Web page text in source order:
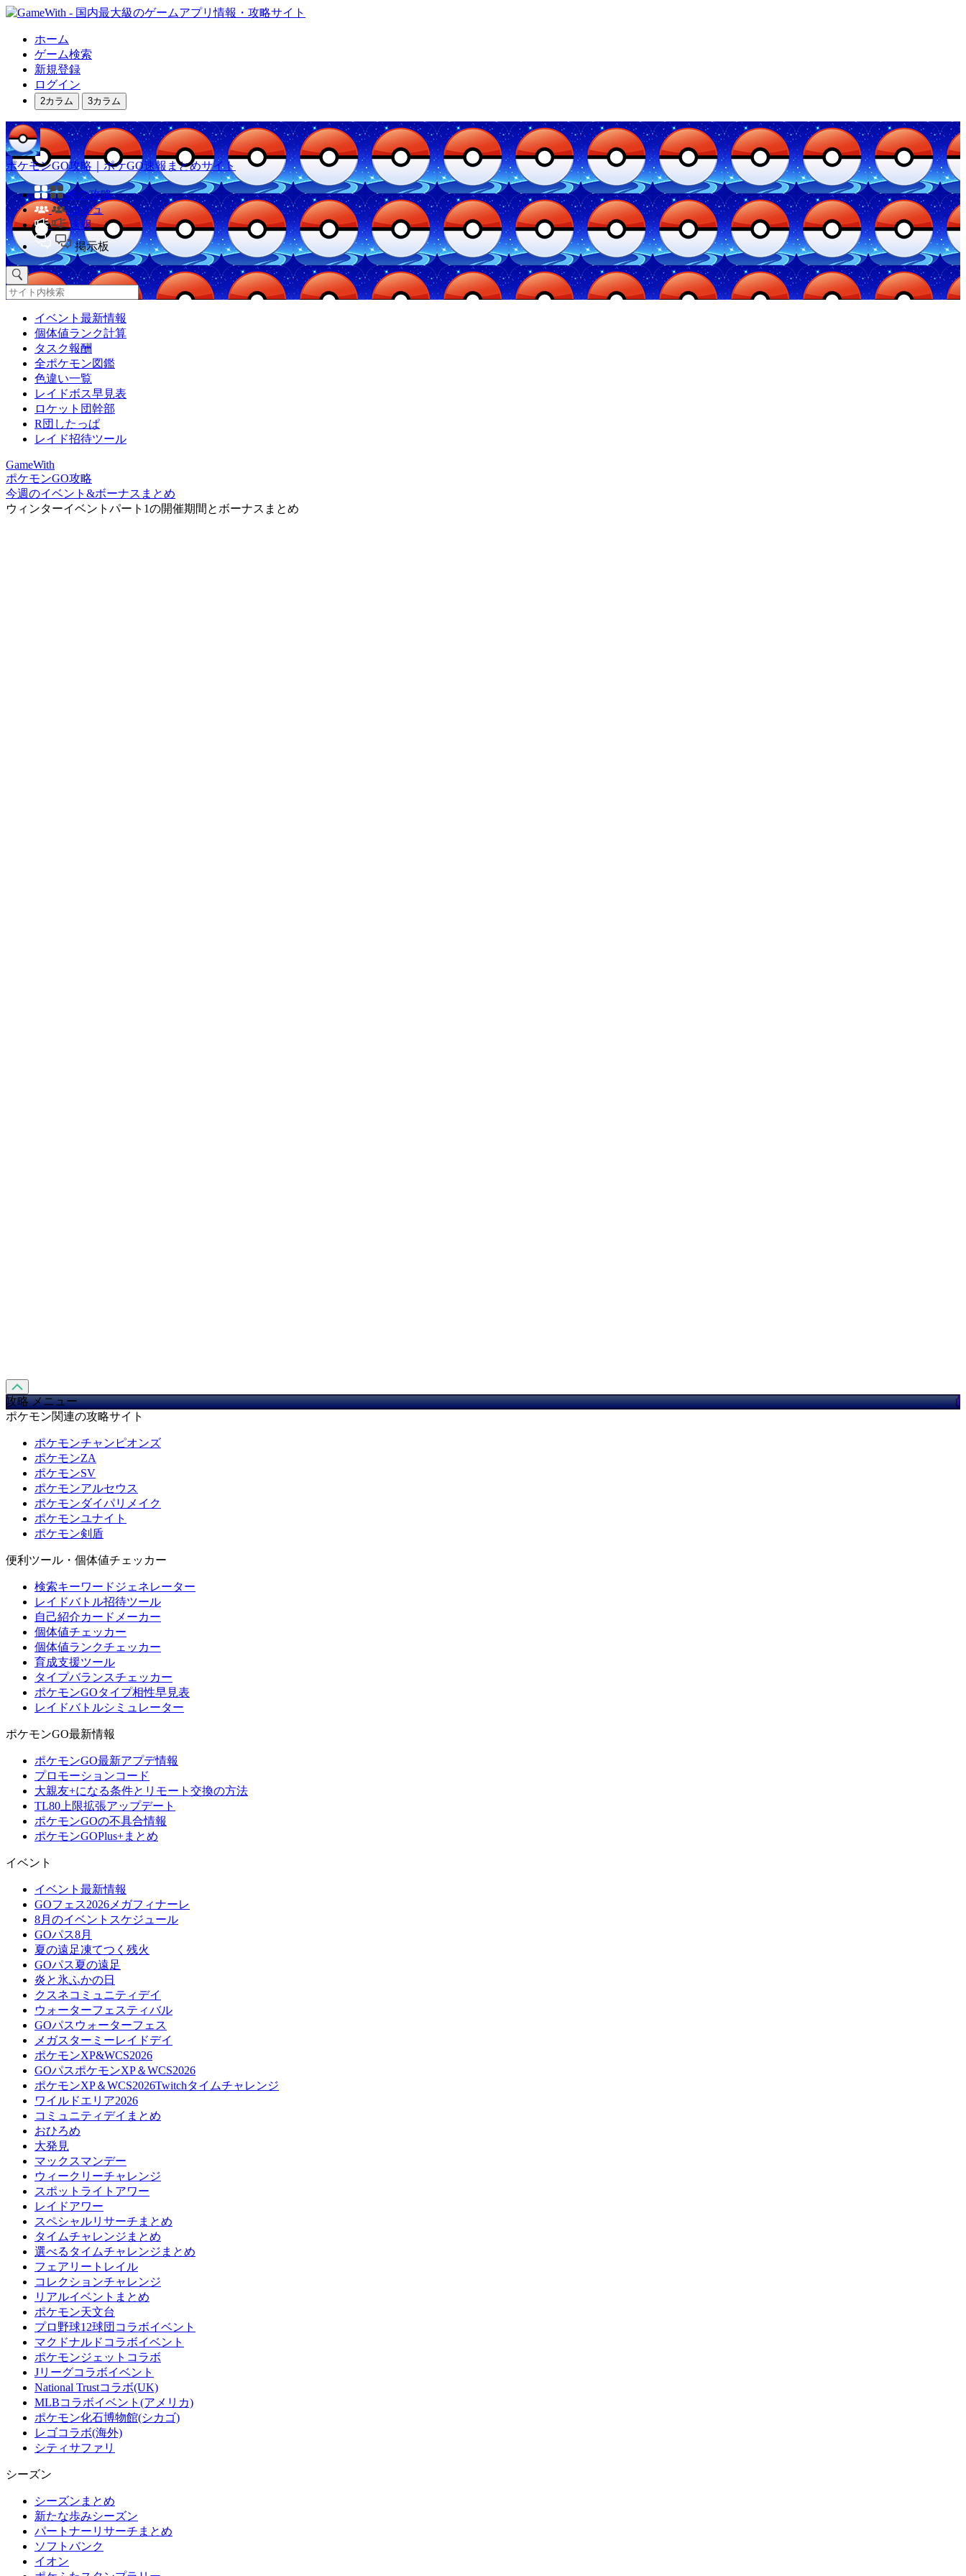
ホーム
ゲーム検索
新規登録
ログイン
2カラム 3カラム
ポケモンGO攻略｜ポケGO速報まとめサイト
他の攻略
コミュ
速報
掲示板
イベント最新情報
個体値ランク計算
タスク報酬
全ポケモン図鑑
色違い一覧
レイドボス早見表
ロケット団幹部
R団したっぱ
レイド招待ツール
GameWith
ポケモンGO攻略
今週のイベント&ボーナスまとめ
ウィンターイベントパート1の開催期間とボーナスまとめ
攻略 メニュー
ポケモン関連の攻略サイト
ポケモンチャンピオンズ
ポケモンZA
ポケモンSV
ポケモンアルセウス
ポケモンダイパリメイク
ポケモンユナイト
ポケモン剣盾
便利ツール・個体値チェッカー
検索キーワードジェネレーター
レイドバトル招待ツール
自己紹介カードメーカー
個体値チェッカー
個体値ランクチェッカー
育成支援ツール
タイプバランスチェッカー
ポケモンGOタイプ相性早見表
レイドバトルシミュレーター
ポケモンGO最新情報
ポケモンGO最新アプデ情報
プロモーションコード
大親友+になる条件とリモート交換の方法
TL80上限拡張アップデート
ポケモンGOの不具合情報
ポケモンGOPlus+まとめ
イベント
イベント最新情報
GOフェス2026メガフィナーレ
8月のイベントスケジュール
GOパス8月
夏の遠足凍てつく残火
GOパス夏の遠足
炎と氷ふかの日
クスネコミュニティデイ
ウォーターフェスティバル
GOパスウォーターフェス
メガスターミーレイドデイ
ポケモンXP&WCS2026
GOパスポケモンXP＆WCS2026
ポケモンXP＆WCS2026Twitchタイムチャレンジ
ワイルドエリア2026
コミュニティデイまとめ
おひろめ
大発見
マックスマンデー
ウィークリーチャレンジ
スポットライトアワー
レイドアワー
スペシャルリサーチまとめ
タイムチャレンジまとめ
選べるタイムチャレンジまとめ
フェアリートレイル
コレクションチャレンジ
リアルイベントまとめ
ポケモン天文台
プロ野球12球団コラボイベント
マクドナルドコラボイベント
ポケモンジェットコラボ
Jリーグコラボイベント
National Trustコラボ(UK)
MLBコラボイベント(アメリカ)
ポケモン化石博物館(シカゴ)
レゴコラボ(海外)
シティサファリ
シーズン
シーズンまとめ
新たな歩みシーズン
パートナーリサーチまとめ
ソフトバンク
イオン